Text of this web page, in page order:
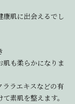
康肌に出会えるでし
肌も柔らかになりま
ララエキスなどの有
素肌を整えます。